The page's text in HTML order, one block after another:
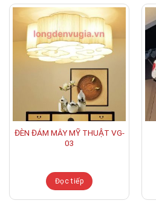
ĐÈN ĐÁM MÂY MỸ THUẬT VG-
03
Đọc tiếp